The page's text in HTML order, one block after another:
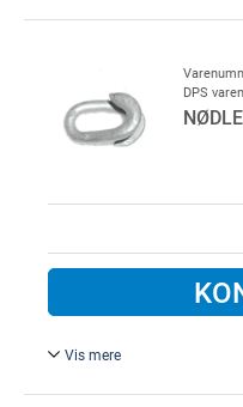
Krydsflettet snor for
DPS
Vis mere